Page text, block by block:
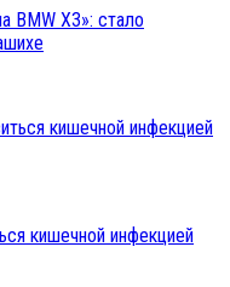
BMW X3»: стало
кишечной инфекцией